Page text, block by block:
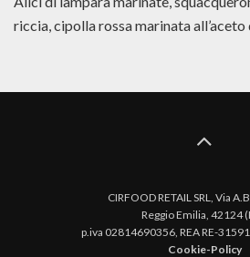
riccia, cipolla rossa marinata
CIRFOOD RETAIL SRL, Via
Reggio Emilia, 42124
p.iva 02814690356, REA RE-
Cookie-Policy